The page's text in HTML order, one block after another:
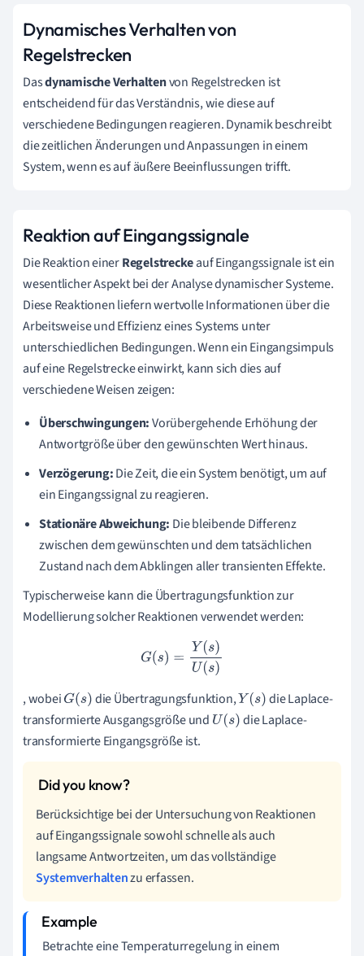
Dynamisches Verhalten von
Regelstrecken
Dasdynamische Verhaltenvon Regelstrecken ist
entscheidend für das Verständnis, wie diese auf
verschiedene Bedingungen reagieren. Dynamik beschreibt
die zeitlichen Änderungen und Anpassungen in einem
System, wenn es auf äußere Beeinflussungen trifft.
Reaktion auf Eingangssignale
Die Reaktion einerRegelstreckeauf Eingangssignale ist ein
wesentlicher Aspekt bei der Analyse dynamischer Systeme.
Diese Reaktionen liefern wertvolle Informationen über die
Arbeitsweise und Effizienz eines Systems unter
unterschiedlichen Bedingungen. Wenn ein Eingangsimpuls
auf eine Regelstrecke einwirkt, kann sich dies auf
verschiedene Weisen zeigen:
Überschwingungen:Vorübergehende Erhöhung der
Antwortgröße über den gewünschten Wert hinaus.
Verzögerung:Die Zeit, die ein System benötigt, um auf
ein Eingangssignal zu reagieren.
Stationäre Abweichung: Die bleibende Differenz
zwischen dem gewünschten und dem tatsächlichen
Zustand nach dem Abklingen aller transienten Effekte.
Typischerweise kann die Übertragungsfunktion zur
Modellierung solcher Reaktionen verwendet werden:
G(s) =Y( )U (s)
, wobeiG(s) die Übertragungsfunktion,Y(s)
die Laplace-
transformierte Ausgangsgröße und U(s) die Laplace-
transformierte Eingangsgröße ist.
Berücksichtige bei der Untersuchung von Reaktionen
auf Eingangssignale sowohl schnelle als auch
langsame Antwortzeiten, um das vollständige
Systemverhaltenzu erfassen.
Betrachte eine Temperaturregelung in einem